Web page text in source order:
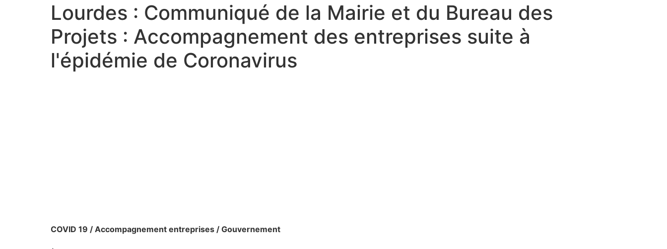
Lourdes : Communiqué de la Mairie et du Bureau des
Projets : Accompagnement des entreprises suite à
l'épidémie de Coronavirus
COVID 19 / Accompagnement entreprises / Gouvernement